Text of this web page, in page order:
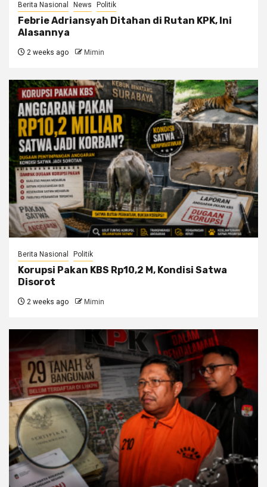
Berita Nasional News Politik
Febrie Adriansyah Ditahan di Rutan KPK, Ini
Alasannya
2 weeks ago Mimin
Berita Nasional Politik
Korupsi Pakan KBS Rp10,2 M, Kondisi Satwa
Disorot
2 weeks ago Mimin